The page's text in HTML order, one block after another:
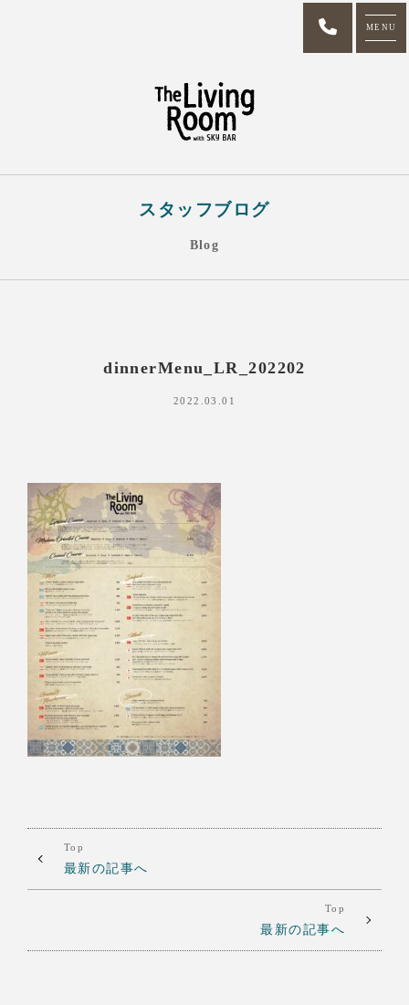
MENU
スタッフブログ
Blog
dinnerMenu_LR_202202
2022.03.01
Top
最新の記事へ
Top
最新の記事へ